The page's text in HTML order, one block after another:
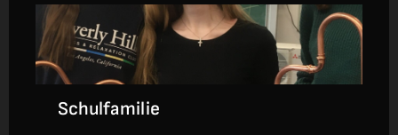
Anmeldung
Schulfamilie